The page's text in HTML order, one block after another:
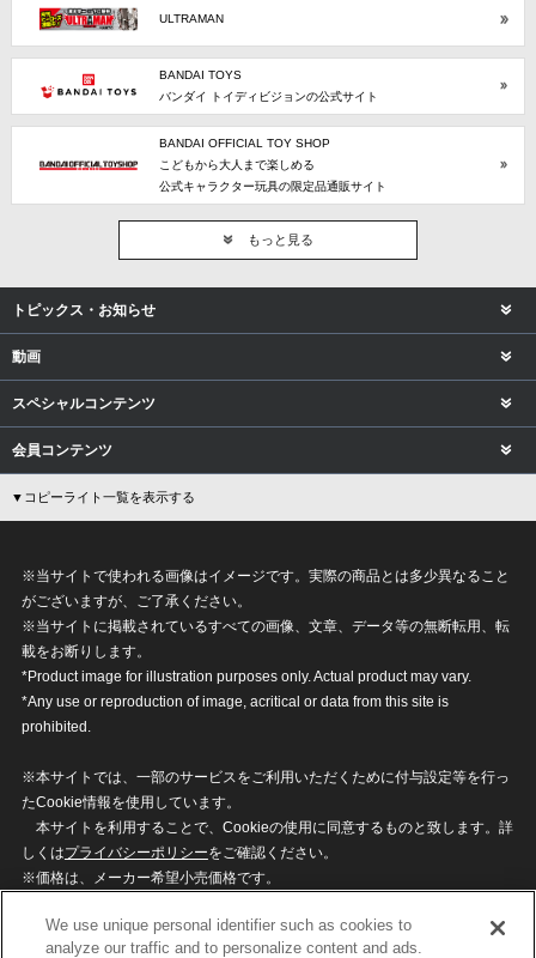
ULTRAMAN
BANDAI TOYS
バンダイ トイディビジョンの公式サイト
BANDAI OFFICIAL TOY SHOP
こどもから大人まで楽しめる
公式キャラクター玩具の限定品通販サイト
もっと見る
トピックス・お知らせ
動画
スペシャルコンテンツ
会員コンテンツ
▼コピーライト一覧を表示する
※当サイトで使われる画像はイメージです。実際の商品とは多少異なること
がございますが、ご了承ください。
※当サイトに掲載されているすべての画像、文章、データ等の無断転用、転
載をお断りします。
*Product image for illustration purposes only. Actual product may vary.
*Any use or reproduction of image, acritical or data from this site is
prohibited.
※本サイトでは、一部のサービスをご利用いただくために付与設定等を行っ
たCookie情報を使用しています。
本サイトを利用することで、Cookieの使用に同意するものと致します。詳
しくはプライバシーポリシーをご確認ください。
※価格は、メーカー希望小売価格です。
ざいますのでご了承ください。
We use unique personal identifier such as cookies to
analyze our traffic and to personalize content and ads.